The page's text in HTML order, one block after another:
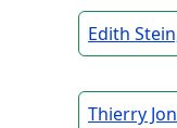
Edith
Thierry